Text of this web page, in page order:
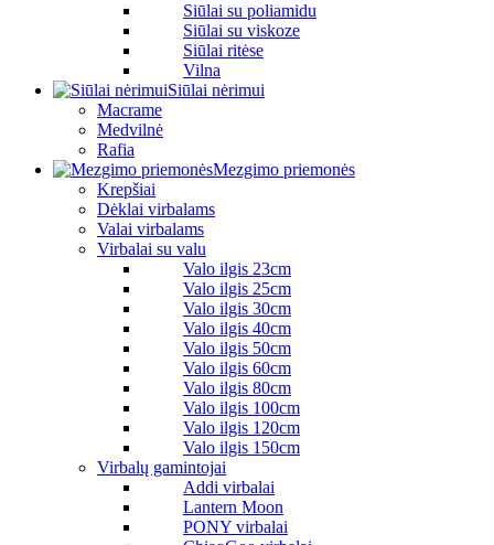
Siūlai su poliamidu
Siūlai su viskoze
Siūlai ritėse
Vilna
Siūlai nėrimui
Macrame
Medvilnė
Rafia
Mezgimo priemonės
Krepšiai
Dėklai virbalams
Valai virbalams
Virbalai su valu
Valo ilgis 23cm
Valo ilgis 25cm
Valo ilgis 30cm
Valo ilgis 40cm
Valo ilgis 50cm
Valo ilgis 60cm
Valo ilgis 80cm
Valo ilgis 100cm
Valo ilgis 120cm
Valo ilgis 150cm
Virbalų gamintojai
Addi virbalai
Lantern Moon
PONY virbalai